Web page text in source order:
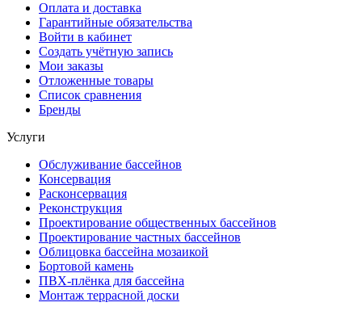
Оплата и доставка
Гарантийные обязательства
Войти в кабинет
Создать учётную запись
Мои заказы
Отложенные товары
Список сравнения
Бренды
Услуги
Обслуживание бассейнов
Консервация
Расконсервация
Реконструкция
Проектирование общественных бассейнов
Проектирование частных бассейнов
Облицовка бассейна мозаикой
Бортовой камень
ПВХ-плёнка для бассейна
Монтаж террасной доски